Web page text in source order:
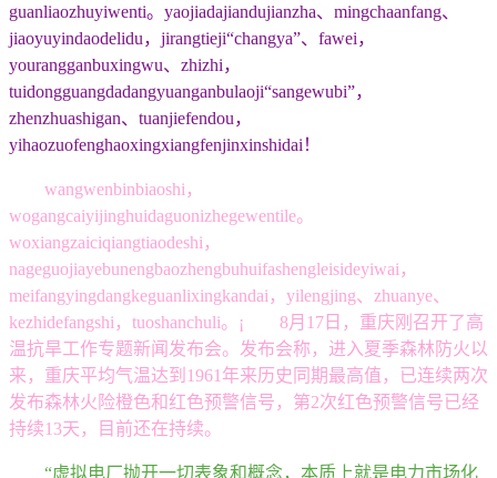
guanliaozhuyiwenti。yaojiadajiandujianzha、mingchaanfang、
jiaoyuyindaodelidu，jirangtieji“changya”、fawei，
yourangganbuxingwu、zhizhi，
tuidongguangdadangyuanganbulaoji“sangewubi”，
zhenzhuashigan、tuanjiefendou，
yihaozuofenghaoxingxiangfenjinxinshidai！
wangwenbinbiaoshi，
wogangcaiyijinghuidaguonizhegewentile。
woxiangzaiciqiangtiaodeshi，
nageguojiayebunengbaozhengbuhuifashengleisideyiwai，
meifangyingdangkeguanlixingkandai，yilengjing、zhuanye、
kezhidefangshi，tuoshanchuli。¡ 8月17日，重庆刚召开了高
温抗旱工作专题新闻发布会。发布会称，进入夏季森林防火以
来，重庆平均气温达到1961年来历史同期最高值，已连续两次
发布森林火险橙色和红色预警信号，第2次红色预警信号已经
持续13天，目前还在持续。
“虚拟电厂抛开一切表象和概念，本质上就是电力市场化